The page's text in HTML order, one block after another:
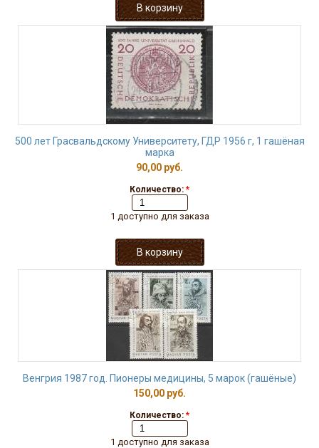
500 лет Грасвальдскому Университету, ГДР 1956 г, 1 гашёная
марка
90,00 руб.
Количество: *
1 доступно для заказа
Венгрия 1987 год. Пионеры медицины, 5 марок (гашёные)
150,00 руб.
Количество: *
1 доступно для заказа